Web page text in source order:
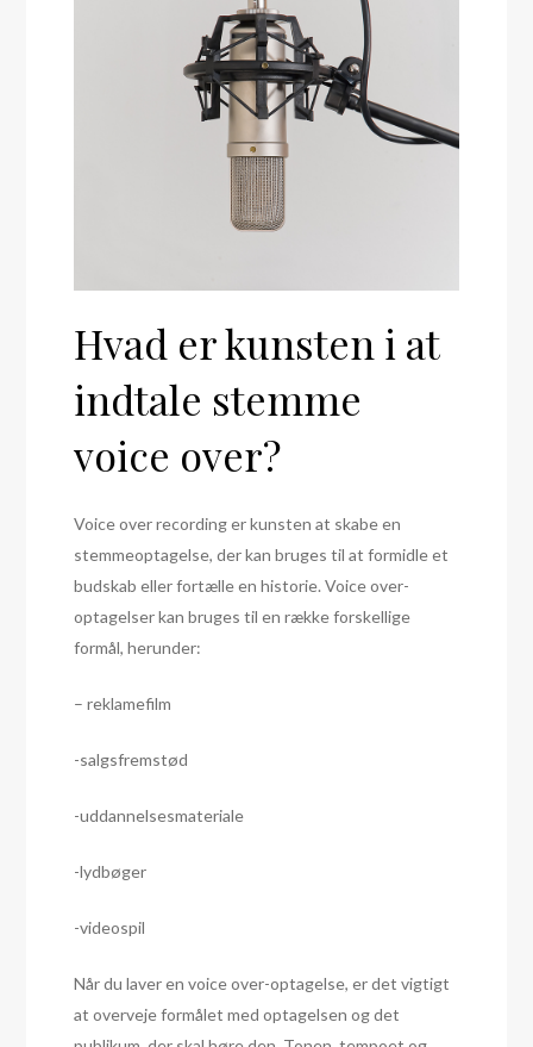
Hvad er kunsten i at
indtale stemme
voice over?
Voice over recording er kunsten at skabe en
stemmeoptagelse, der kan bruges til at formidle et
budskab eller fortælle en historie. Voice over-
optagelser kan bruges til en række forskellige
formål, herunder:
– reklamefilm
-salgsfremstød
-uddannelsesmateriale
-lydbøger
-videospil
Når du laver en voice over-optagelse, er det vigtigt
at overveje formålet med optagelsen og det